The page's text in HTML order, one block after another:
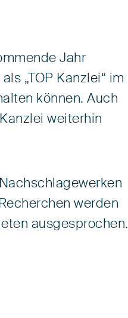
Jahr
„TOP Kanzlei“ im
können. Auch
weiterhin
werden
ausgesprochen.